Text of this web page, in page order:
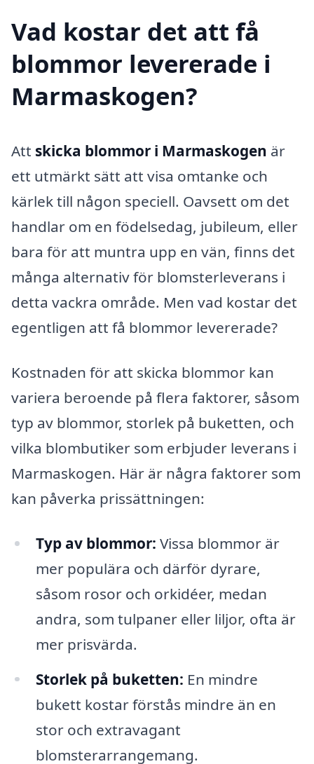
Vad kostar det att få
blommor levererade i
Marmaskogen?
Att skicka blommor i Marmaskogen är
ett utmärkt sätt att visa omtanke och
kärlek till någon speciell. Oavsett om det
handlar om en födelsedag, jubileum, eller
bara för att muntra upp en vän, finns det
många alternativ för blomsterleverans i
detta vackra område. Men vad kostar det
egentligen att få blommor levererade?
Kostnaden för att skicka blommor kan
variera beroende på flera faktorer, såsom
typ av blommor, storlek på buketten, och
vilka blombutiker som erbjuder leverans i
Marmaskogen. Här är några faktorer som
kan påverka prissättningen:
Typ av blommor: Vissa blommor är
mer populära och därför dyrare,
såsom rosor och orkidéer, medan
andra, som tulpaner eller liljor, ofta är
mer prisvärda.
Storlek på buketten: En mindre
bukett kostar förstås mindre än en
stor och extravagant
blomsterarrangemang.